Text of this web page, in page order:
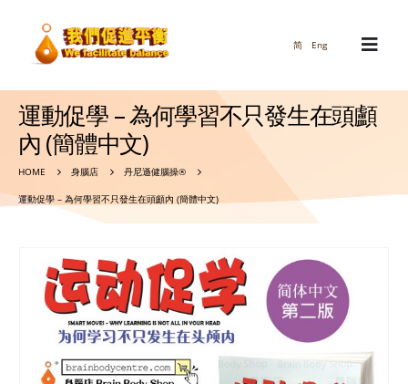
简 Eng
運動促學 – 為何學習不只發生在頭顱
內 (簡體中文)
HOME 身腦店 丹尼遜健腦操®
運動促學 – 為何學習不只發生在頭顱內 (簡體中文)